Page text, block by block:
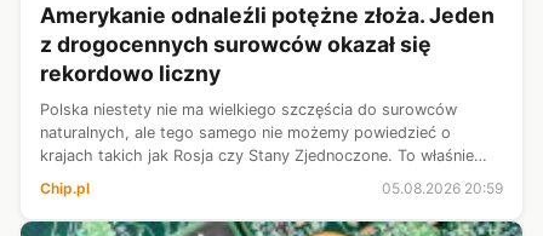
Amerykanie odnaleźli potężne złoża. Jeden
z drogocennych surowców okazał się
rekordowo liczny
Polska niestety nie ma wielkiego szczęścia do surowców
naturalnych, ale tego samego nie możemy powiedzieć o
krajach takich jak Rosja czy Stany Zjednoczone. To właśnie
Amerykanie, jak wyjaśniają przedstawiciele firmy 3 Proton
Lithium, wykryli istną ży...
Chip.pl 05.08.2026 20:59